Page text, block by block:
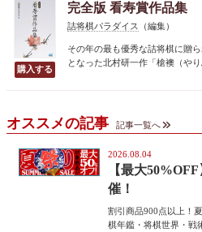
完全版 看寿賞作品集
詰将棋パラダイス （編集）
その年の最も優秀な詰将棋に贈
となった北村研一作「槍襖（や
オススメの記事 記事一覧へ
2026.08.04
【最大
催！
割引商品900点以上！
棋年鑑・将棋世界・戦